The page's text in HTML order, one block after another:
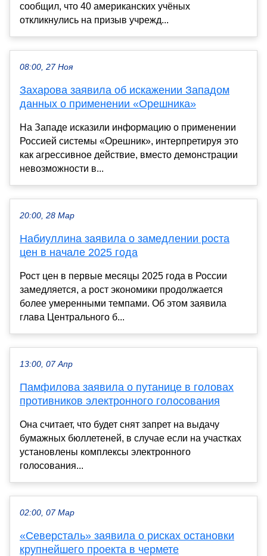
сообщил, что 40 американских учёных
откликнулись на призыв учрежд...
08:00, 27 Ноя
Захарова заявила об искажении Западом
данных о применении «Орешника»
На Западе исказили информацию о применении
Россией системы «Орешник», интерпретируя это
как агрессивное действие, вместо демонстрации
невозможности в...
20:00, 28 Мар
Набиуллина заявила о замедлении роста
цен в начале 2025 года
Рост цен в первые месяцы 2025 года в России
замедляется, а рост экономики продолжается
более умеренными темпами. Об этом заявила
глава Центрального б...
13:00, 07 Апр
Памфилова заявила о путанице в головах
противников электронного голосования
Она считает, что будет снят запрет на выдачу
бумажных бюллетеней, в случае если на участках
установлены комплексы электронного
голосования...
02:00, 07 Мар
«Северсталь» заявила о рисках остановки
крупнейшего проекта в чермете